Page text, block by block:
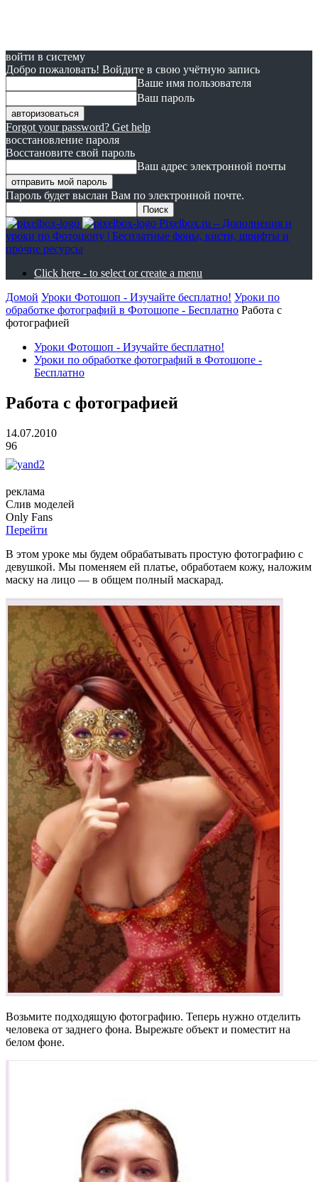
войти в систему
Добро пожаловать! Войдите в свою учётную запись
Ваше имя пользователя
Ваш пароль
Forgot your password? Get help
восстановление пароля
Восстановите свой пароль
Ваш адрес электронной почты
Пароль будет выслан Вам по электронной почте.
Pixelbox.ru – Дополнения и
уроки по Фотошопу | Бесплатные фоны, кисти, шрифты и
прочие ресурсы
Click here - to select or create a menu
Домой Уроки Фотошоп - Изучайте бесплатно! Уроки по
обработке фотографий в Фотошопе - Бесплатно Работа с
фотографией
Уроки Фотошоп - Изучайте бесплатно!
Уроки по обработке фотографий в Фотошопе -
Бесплатно
Работа с фотографией
14.07.2010
96
реклама
Слив моделей
Only Fans
Перейти
В этом уроке мы будем обрабатывать простую фотографию с
девушкой. Мы поменяем ей платье, обработаем кожу, наложим
маску на лицо — в общем полный маскарад.
Возьмите подходящую фотографию. Теперь нужно отделить
человека от заднего фона. Вырежьте объект и поместит на
белом фоне.